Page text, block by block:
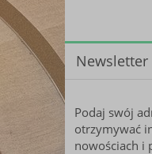
Newsletter
Podaj swój
otrzymywać
nowościach i